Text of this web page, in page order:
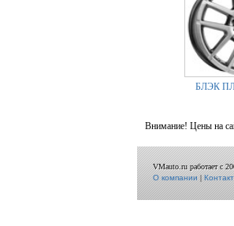
БЛЭК
Внимание! Цены на
VMauto.ru работает с
О компании|